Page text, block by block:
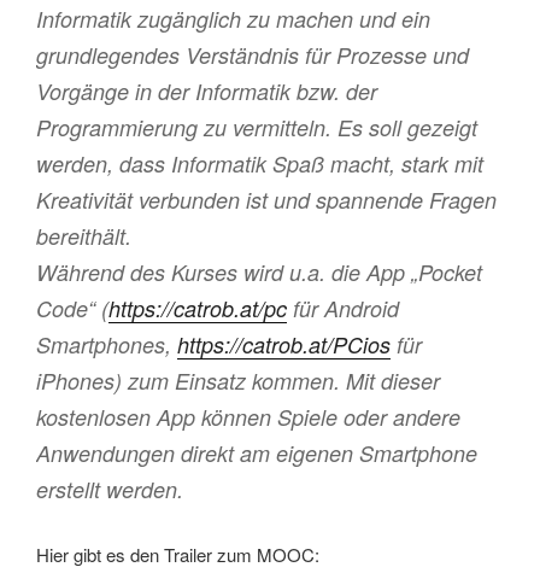
Informatik zugänglich zu machen und ein
grundlegendes Verständnis für Prozesse und
Vorgänge in der Informatik bzw. der
Programmierung zu vermitteln. Es soll gezeigt
werden, dass Informatik Spaß macht, stark mit
Kreativität verbunden ist und spannende Fragen
bereithält.
Während des Kurses wird u.a. die App „Pocket
Code“ (https://catrob.at/pc für Android
Smartphones, https://catrob.at/PCios für
iPhones) zum Einsatz kommen. Mit dieser
kostenlosen App können Spiele oder andere
Anwendungen direkt am eigenen Smartphone
erstellt werden.
Hier gibt es den Trailer zum MOOC: